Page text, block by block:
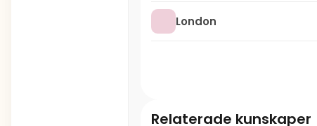
London
Relaterade kunskaper